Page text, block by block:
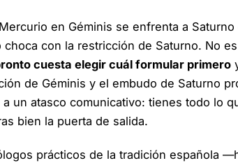
en Géminis se enfrenta a
choca con la restricción de Saturno. No
cuesta elegir cuál formular primero
de Géminis y el embudo de Saturno
a un atasco comunicativo: tienes todo lo
bien la puerta de salida.
prácticos de la tradición española